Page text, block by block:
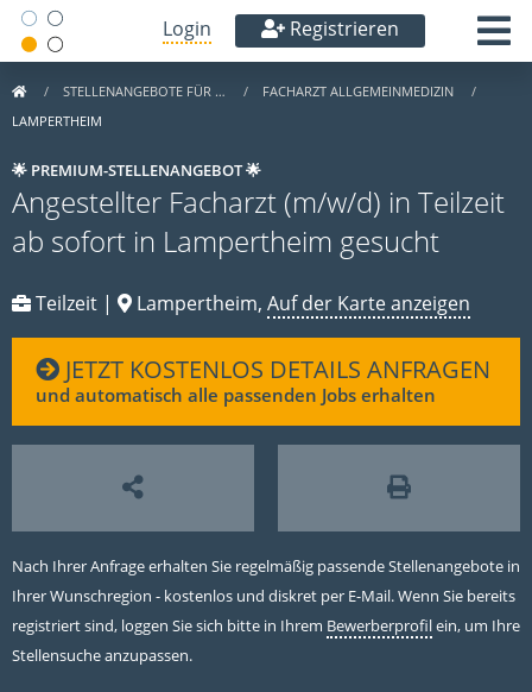
Login Registrieren
STELLENANGEBOTE FÜR …
FACHARZT ALLGEMEINMEDIZIN
LAMPERTHEIM
🌟 PREMIUM-STELLENANGEBOT 🌟
Angestellter Facharzt (m/w/d) in Teilzeit
ab sofort in Lampertheim gesucht
Teilzeit | Lampertheim, Auf der Karte anzeigen
JETZT KOSTENLOS DETAILS ANFRAGEN
und automatisch alle passenden Jobs erhalten
Nach Ihrer Anfrage erhalten Sie regelmäßig passende Stellenangebote in
Ihrer Wunschregion - kostenlos und diskret per E-Mail. Wenn Sie bereits
registriert sind, loggen Sie sich bitte in Ihrem Bewerberprofilein, um Ihre
Stellensuche anzupassen.